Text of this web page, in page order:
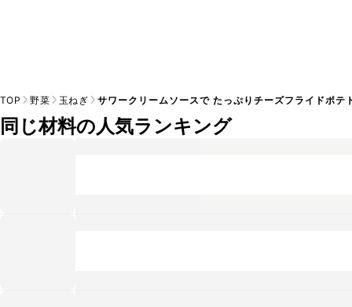
TOP 野菜 玉ねぎ サワークリームソースで たっぷりチーズフライドポテ
同じ材料の人気ランキング